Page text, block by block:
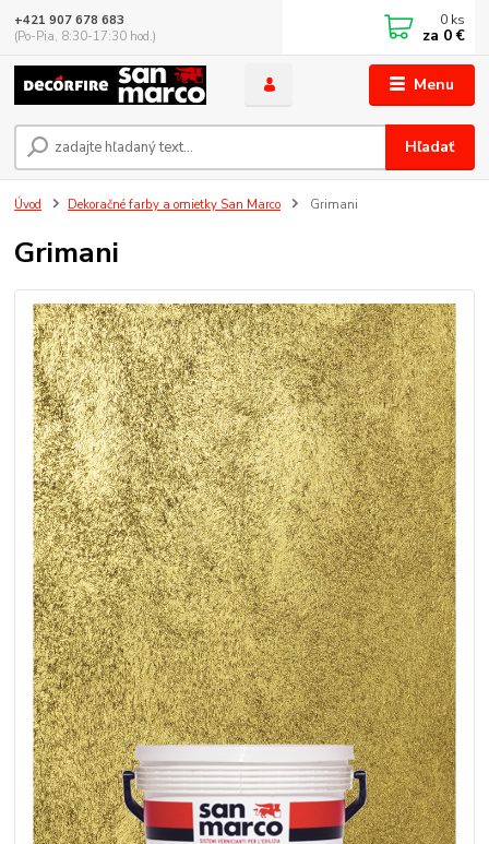
Menu
Hľadať
+421 907 678 683
(Po-Pia, 8:30-17:30 hod.)
0 ks
za 0 €
Úvod Dekoračné farby a omietky San Marco Grimani
Grimani